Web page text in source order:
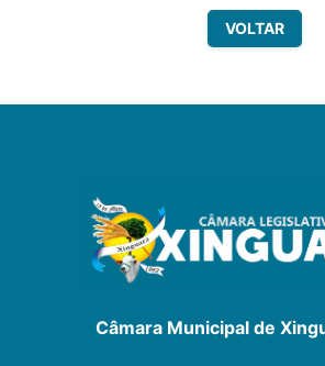
VOLTAR
Câmara Municipal de